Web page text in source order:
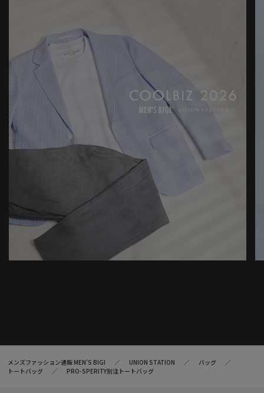
メンズファッション通販 MEN'S BIGI UNION STATION
バッグ
トートバッグ
PRO-SPERITY別注トートバッグ